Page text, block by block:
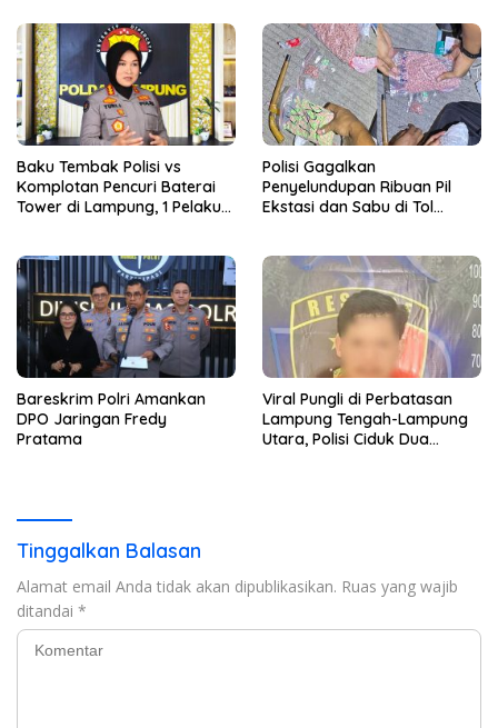
Baku Tembak Polisi vs
Komplotan Pencuri Baterai
Tower di Lampung, 1 Pelaku
Polisi Gagalkan
Penyelundupan Ribuan Pil
Ekstasi dan Sabu di Tol
Bareskrim Polri Amankan
DPO Jaringan Fredy
Pratama
Viral Pungli di Perbatasan
Lampung Tengah-Lampung
Utara, Polisi Ciduk Dua
Tinggalkan Balasan
Alamat email Anda tidak akan dipublikasikan. Ruas yang wajib
ditandai *